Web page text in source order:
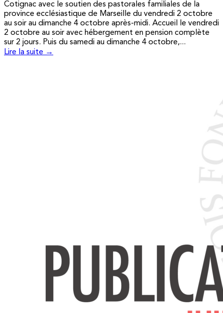
Cotignac avec le soutien des pastorales familiales de la
province ecclésiastique de Marseille du vendredi 2 octobre
au soir au dimanche 4 octobre après-midi. Accueil le vendredi
2 octobre au soir avec hébergement en pension complète
sur 2 jours. Puis du samedi au dimanche 4 octobre,...
Lire la suite →